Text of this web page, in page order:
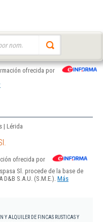
ofrecida por
| Lérida
ofrecida por
Sl. procede de la base de
S.A.U. (S.M.E.). Más
ALQUILER DE FINCAS RUSTICAS Y